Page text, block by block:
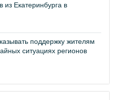
из Екатеринбурга в
поддержку жителям
ситуациях регионов